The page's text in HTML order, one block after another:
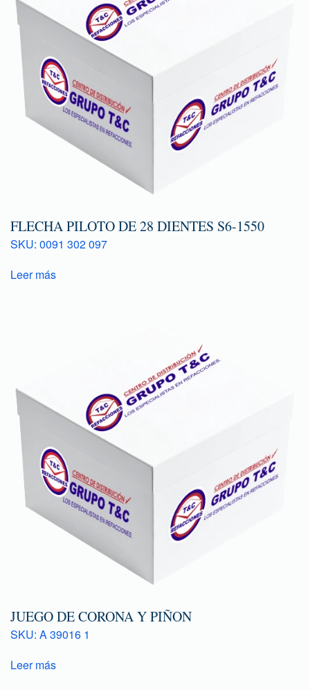
FLECHA PILOTO DE 28 DIENTES S6-1550
SKU: 0091 302 097
Leer más
JUEGO DE CORONA Y PIÑON
SKU: A 39016 1
Leer más